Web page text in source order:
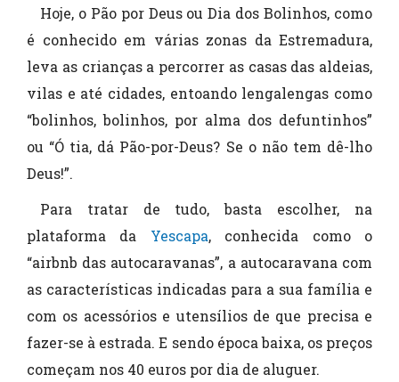
Hoje, o Pão por Deus ou Dia dos Bolinhos, como
é conhecido em várias zonas da Estremadura,
leva as crianças a percorrer as casas das aldeias,
vilas e até cidades, entoando lengalengas como
“bolinhos, bolinhos, por alma dos defuntinhos”
ou “Ó tia, dá Pão-por-Deus? Se o não tem dê-lho
Deus!”.
Para tratar de tudo, basta escolher, na
plataforma da Yescapa, conhecida como o
“airbnb das autocaravanas”, a autocaravana com
as características indicadas para a sua família e
com os acessórios e utensílios de que precisa e
fazer-se à estrada. E sendo época baixa, os preços
começam nos 40 euros por dia de aluguer.